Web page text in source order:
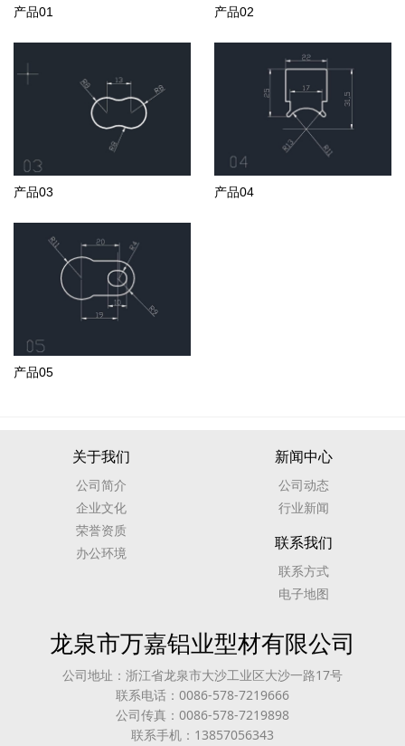
产品01 产品02
产品03 产品04
产品05
关于我们
公司简介
企业文化
荣誉资质
办公环境
新闻中心
公司动态
行业新闻
联系我们
联系方式
电子地图
龙泉市万嘉铝业型材有限公司
公司地址：浙江省龙泉市大沙工业区大沙一路17号
联系电话：0086-578-7219666
公司传真：0086-578-7219898
联系手机：13857056343